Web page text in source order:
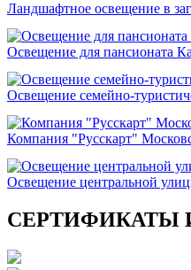
Ландшафтное освещение в
Освещение для пансионата
Освещение семейно-
Компания "Русскарт"
Освещение центральной
СЕРТИФИКАТЫ